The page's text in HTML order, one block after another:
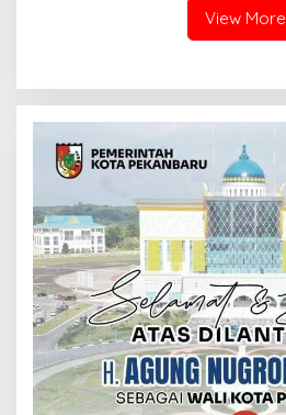
KEMARAU DAN POTENSI ELView More